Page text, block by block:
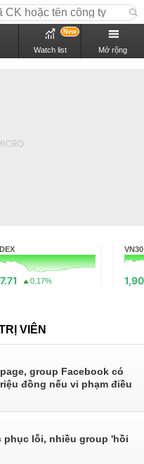
Watch list
New
Mở rộng
0.17%
VN30
VIÊN
group Facebook có
đồng nếu vi phạm điều
phục lỗi, nhiều group 'hồi